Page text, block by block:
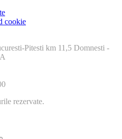
cookie
Pitesti km 11,5 Domnesti -
rezervate.